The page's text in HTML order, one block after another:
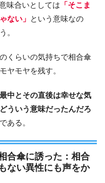
味合いとしては 「そこま
ない」 という意味なの
。
くらいの気持ちで相合傘
ヤモヤを残す。
中とその直後は幸せな気
ういう意味だったんだろ
である。
合傘に誘った：相合
ない異性にも声をか